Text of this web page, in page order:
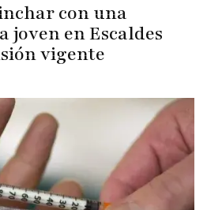
con una
en Escaldes
vigente